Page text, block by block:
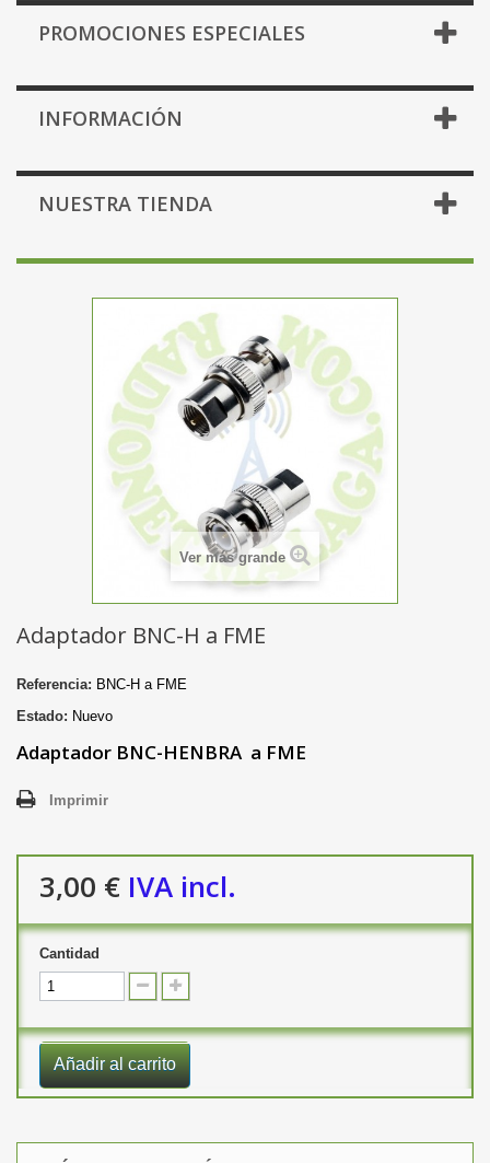
PROMOCIONES ESPECIALES
INFORMACIÓN
NUESTRA TIENDA
Ver más grande
Adaptador BNC-H a FME
Referencia: BNC-H a FME
Estado: Nuevo
Adaptador BNC-HENBRA a FME
Imprimir
3,00 € IVA incl.
Cantidad
Añadir al carrito